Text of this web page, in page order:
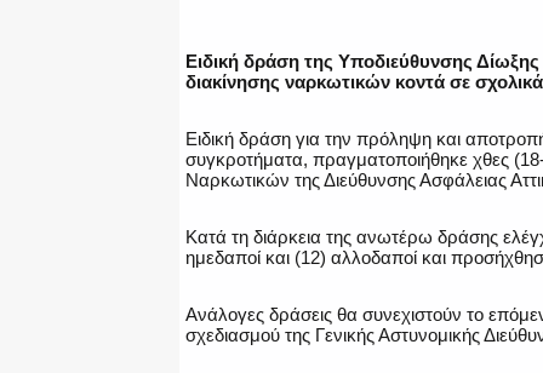
Ειδική δράση της Υποδιεύθυνσης
διακίνησης ναρκωτικών κοντά σε
Ειδική δράση για την πρόληψη και
συγκροτήματα, πραγματοποιήθηκε χθες
Ναρκωτικών της Διεύθυνσης Ασφάλειας
Κατά τη διάρκεια της ανωτέρω δράσης
ημεδαποί και (12) αλλοδαποί και
Ανάλογες δράσεις θα συνεχιστούν το
σχεδιασμού της Γενικής Αστυνομικής